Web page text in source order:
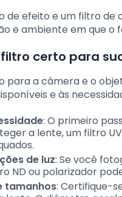
de efeito e um filtro de
e ambiente em que o
certo para
para a câmera e o
e às
: O primeiro
a lente, um filtro
de luz: Se você
ND ou polarizador
tamanhos: Certifique-